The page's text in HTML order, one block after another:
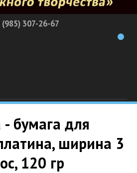
(985) 307-26-67
бумага для
ширина 3
120 гр